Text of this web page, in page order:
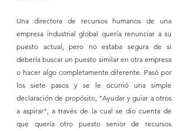
Una directora de recursos humanos de una
empresa industrial global quería renunciar a su
puesto actual, pero no estaba segura de si
debería buscar un puesto similar en otra empresa
o hacer algo completamente diferente. Pasó por
los siete pasos y se le ocurrió una simple
declaración de propósito, "Ayudar y guiar a otros
a aspirar", a través de la cual se dio cuenta de
que quería otro puesto senior de recursos